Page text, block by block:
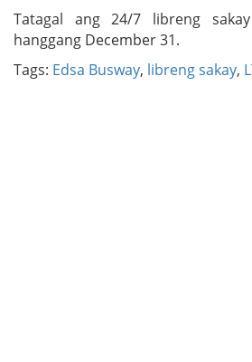
Tatagal ang 24/7 libreng
hanggang December 31.
Tags: Edsa Busway, libreng sakay,